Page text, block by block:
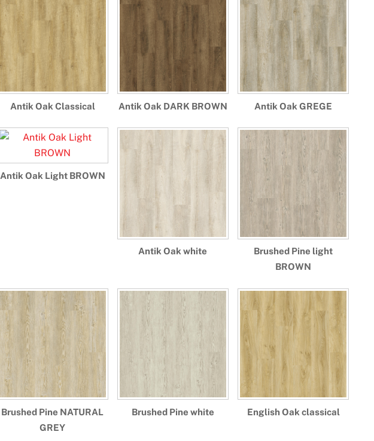
Antik Oak Classical Antik Oak DARK BROWN Antik Oak GREGE
Antik Oak Light BROWN
Antik Oak white
Brushed Pine light
BROWN
Brushed Pine NATURAL
GREY
Brushed Pine white English Oak classical